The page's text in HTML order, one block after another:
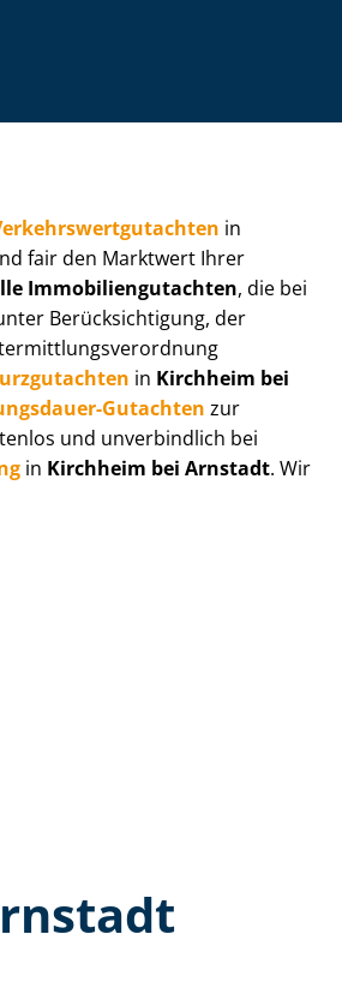
in
fair den Marktwert Ihrer
Im­mo­bi­li­en­gut­ach­ten, die bei
Be­rück­sich­ti­gung, der
in Kirchheim bei
Gutachten zur
und unverbindlich bei
in Kirchheim bei Arnstadt. Wir